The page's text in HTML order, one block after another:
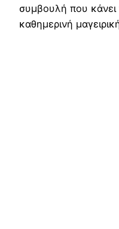
συμβουλή που κάνει
καθημερινή